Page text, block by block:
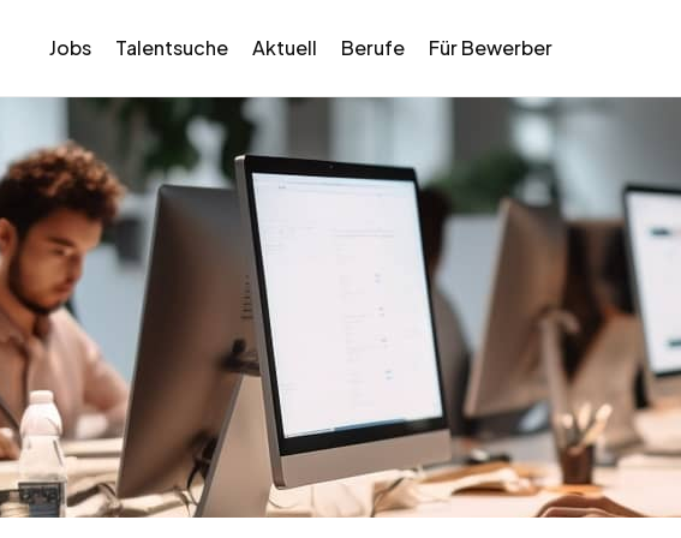
Jobs Talentsuche Aktuell Berufe Für Bewerber